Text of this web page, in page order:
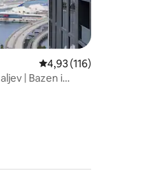
265 Prosječna ocjena:
4,93 (116)
| Bazen i